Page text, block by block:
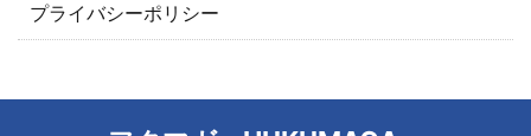
プライバシーポリシー